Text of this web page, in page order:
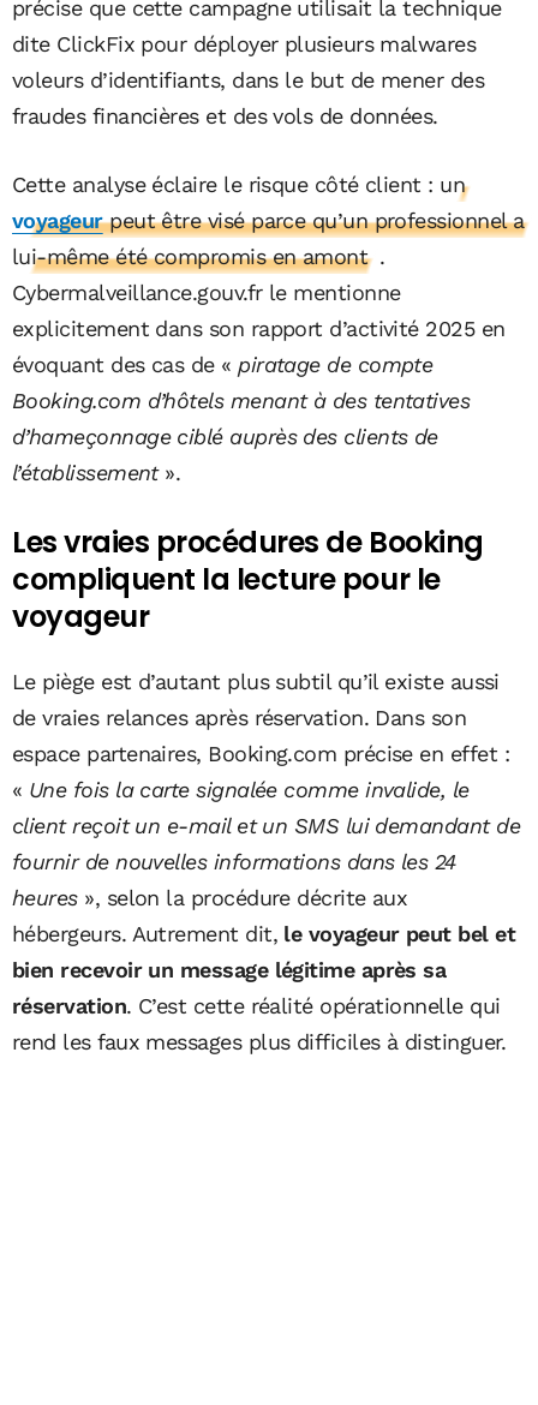
précise que cette campagne utilisait la technique
dite ClickFix pour déployer plusieurs malwares
voleurs d’identifiants, dans le but de mener des
fraudes financières et des vols de données.
Cette analyse éclaire le risque côté client : un
voyageurpeut être visé parce qu’un professionnel a
lui-même été compromis en amont .
Cybermalveillance.gouv.fr le mentionne
explicitement dans son rapport d’activité 2025 en
évoquant des cas de « piratage de compte
Booking.com d’hôtels menant à des tentatives
d’hameçonnage ciblé auprès des clients de
l’établissement».
Les vraies procédures de Booking
compliquent la lecture pour le
voyageur
Le piège est d’autant plus subtil qu’il existe aussi
de vraies relances après réservation. Dans son
espace partenaires, Booking.com précise en effet :
« Une fois la carte signalée comme invalide, le
client reçoit un e-mail et un SMS lui demandant de
fournir de nouvelles informations dans les 24
heures», selon la procédure décrite aux
hébergeurs. Autrement dit, le voyageur peut bel et
bien recevoir un message légitime après sa
réservation. C’est cette réalité opérationnelle qui
rend les faux messages plus difficiles à distinguer.